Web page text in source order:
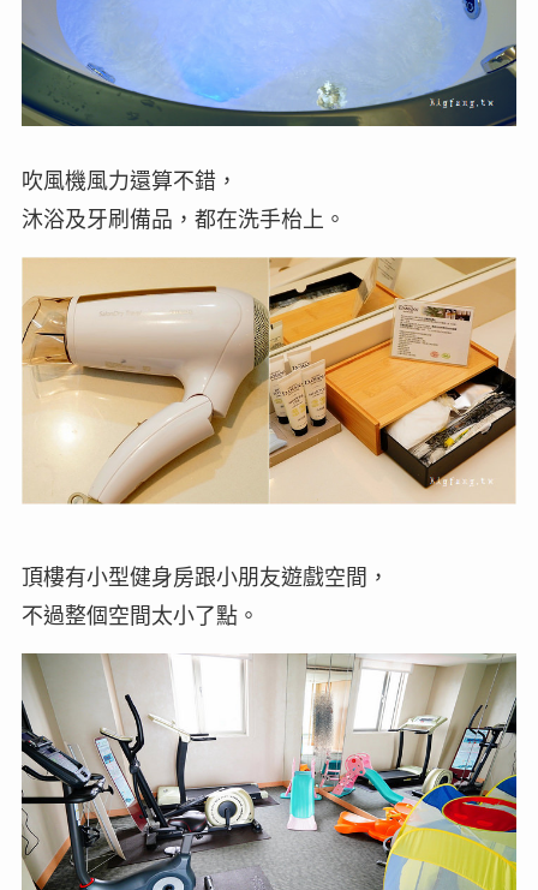
吹風機風力還算不錯，
沐浴及牙刷備品，都在洗手枱上。
頂樓有小型健身房跟小朋友遊戲空間，
不過整個空間太小了點。